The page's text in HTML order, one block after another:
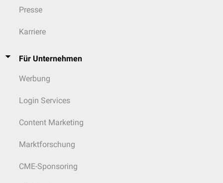
Presse
Karriere
Für Unternehmen
Werbung
Login Services
Content Marketing
Marktforschung
CME-Sponsoring